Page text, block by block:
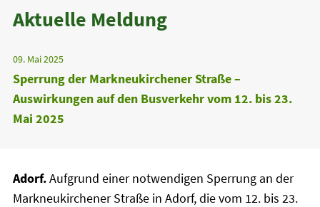
Aktuelle Meldung
09. Mai 2025
Sperrung der Markneukirchener Straße –
Auswirkungen auf den Busverkehr vom 12. bis 23.
Mai 2025
Adorf.Aufgrund einer notwendigen Sperrung an der
Markneukirchener Straße in Adorf, die vom 12. bis 23.